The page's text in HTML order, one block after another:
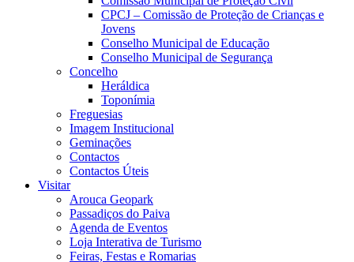
CPCJ – Comissão de Proteção de Crianças e
Jovens
Conselho Municipal de Educação
Conselho Municipal de Segurança
Concelho
Heráldica
Toponímia
Freguesias
Imagem Institucional
Geminações
Contactos
Contactos Úteis
Visitar
Arouca Geopark
Passadiços do Paiva
Agenda de Eventos
Loja Interativa de Turismo
Feiras, Festas e Romarias